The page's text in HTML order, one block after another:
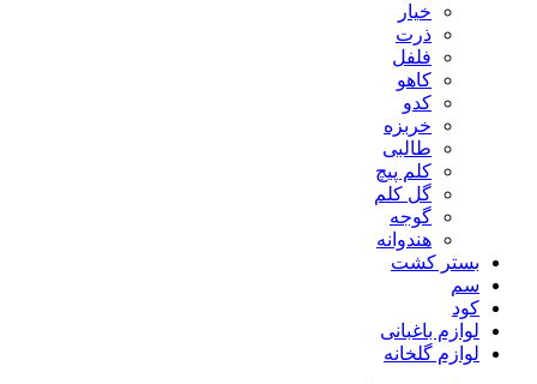
خیار
ذرت
فلفل
کاهو
کدو
خربزه
طالبی
کلم پیچ
گل کلم
گوجه
هندوانه
بستر کشت
سم
کود
لوازم باغبانی
لوازم گلخانه